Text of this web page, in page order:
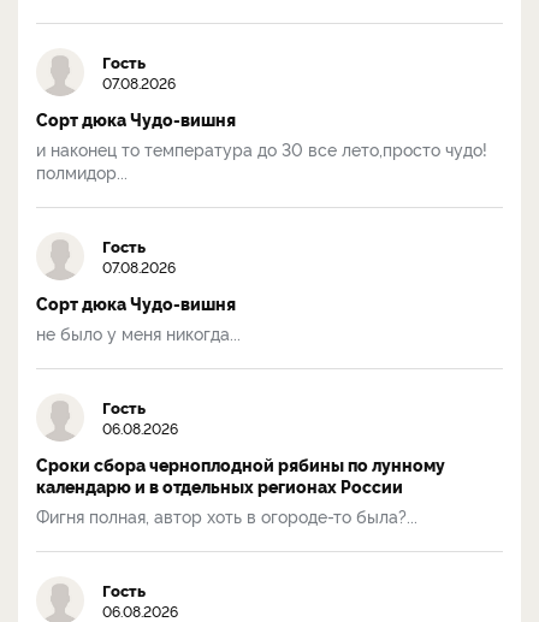
Гость
07.08.2026
Сорт дюка Чудо-вишня
и наконец то температура до 30 все лето,просто чудо!
полмидор...
Гость
07.08.2026
Сорт дюка Чудо-вишня
не было у меня никогда...
Гость
06.08.2026
Сроки сбора черноплодной рябины по лунному
календарю и в отдельных регионах России
Фигня полная, автор хоть в огороде-то была?...
Гость
06.08.2026